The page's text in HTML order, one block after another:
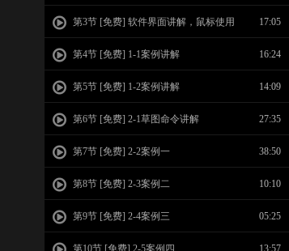
第3节 [免费] 软件界面讲解，鼠标使用
技巧，
17:05
第4节 [免费] 1-1案例讲解 16:24
第5节 [免费] 1-2案例讲解 14:09
第6节 [免费] 2-1草图命令讲解 27:35
第7节 [免费] 2-2案例一 38:50
第8节 [免费] 2-3案例二 10:10
第9节 [免费] 2-4案例三 05:25
第10节 [免费] 2-5案例四 13:57